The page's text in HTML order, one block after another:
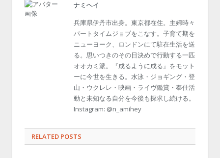
ナミヘイ
兵庫県伊丹市出身。東京都在住。主婦時々
パートタイムジョブをこなす。子育て期を
ニューヨーク、ロンドンにて駐在生活を送
る。思いつきのその日決めで行動する一匹
オオカミ派。『成るように成る』をモット
ーに今世を生きる。水泳・ジョギング・登
山・ウクレレ・映画・ライヴ鑑賞・奉仕活
動と未知なる自分を今後も探求し続ける。
Instagram: @n_amihey
RELATED POSTS